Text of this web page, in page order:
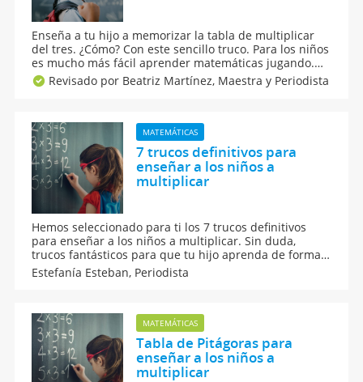
Enseña a tu hijo a memorizar la tabla de multiplicar
del tres. ¿Cómo? Con este sencillo truco. Para los niños
es mucho más fácil aprender matemáticas jugando.
No te pierdas el videotutorial del truco de la tabla de
multiplicar del número tres para hacer las
Revisado por Beatriz Martínez, Maestra y Periodista
MATEMÁTICAS
7 trucos definitivos para
enseñar a los niños a
multiplicar
Hemos seleccionado para ti los 7 trucos definitivos
para enseñar a los niños a multiplicar. Sin duda,
trucos fantásticos para que tu hijo aprenda de forma
divertida las tablas de multiplicar y le pierda el miedo
a las matemáticas. Algunos de los trucos son más bien
las tablas.
Estefanía Esteban, Periodista
MATEMÁTICAS
Tabla de Pitágoras para
enseñar a los niños a
multiplicar